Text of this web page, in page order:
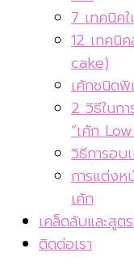
7 เทคนิค
12 เทคนิ
cake)
เค้กชนิดพิ
2 วิธีในก
“เค้ก
วิธีการอบ
การแต่งห
เค้ก
เคล็ดลับและสูต
ติดต่อเรา